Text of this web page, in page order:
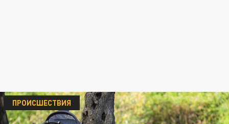
ПРОИСШЕСТВИЯ